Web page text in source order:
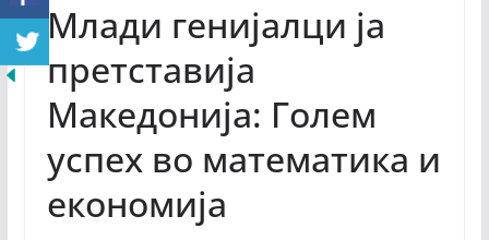
Млади генијалци ја
претставија
Македонија: Голем
успех во математика и
економија